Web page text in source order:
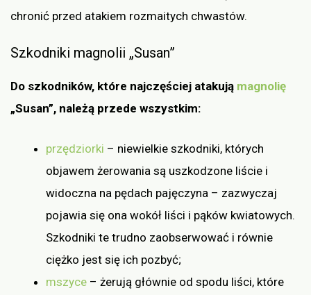
chronić przed atakiem rozmaitych chwastów.
Szkodniki magnolii „Susan”
Do szkodników, które najczęściej atakują magnolię
„Susan”, należą przede wszystkim:
przędziorki – niewielkie szkodniki, których
objawem żerowania są uszkodzone liście i
widoczna na pędach pajęczyna – zazwyczaj
pojawia się ona wokół liści i pąków kwiatowych.
Szkodniki te trudno zaobserwować i równie
ciężko jest się ich pozbyć;
mszyce – żerują głównie od spodu liści, które